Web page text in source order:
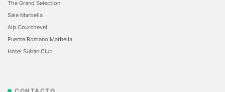
The Grand Selection
Sale Marbella
Alp Courchevel
Puente Romano Marbella
Hotel Sultan Club